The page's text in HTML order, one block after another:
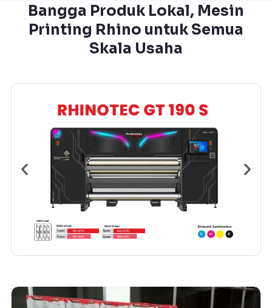
Bangga Produk Lokal, Mesin
Printing Rhino untuk Semua
Skala Usaha